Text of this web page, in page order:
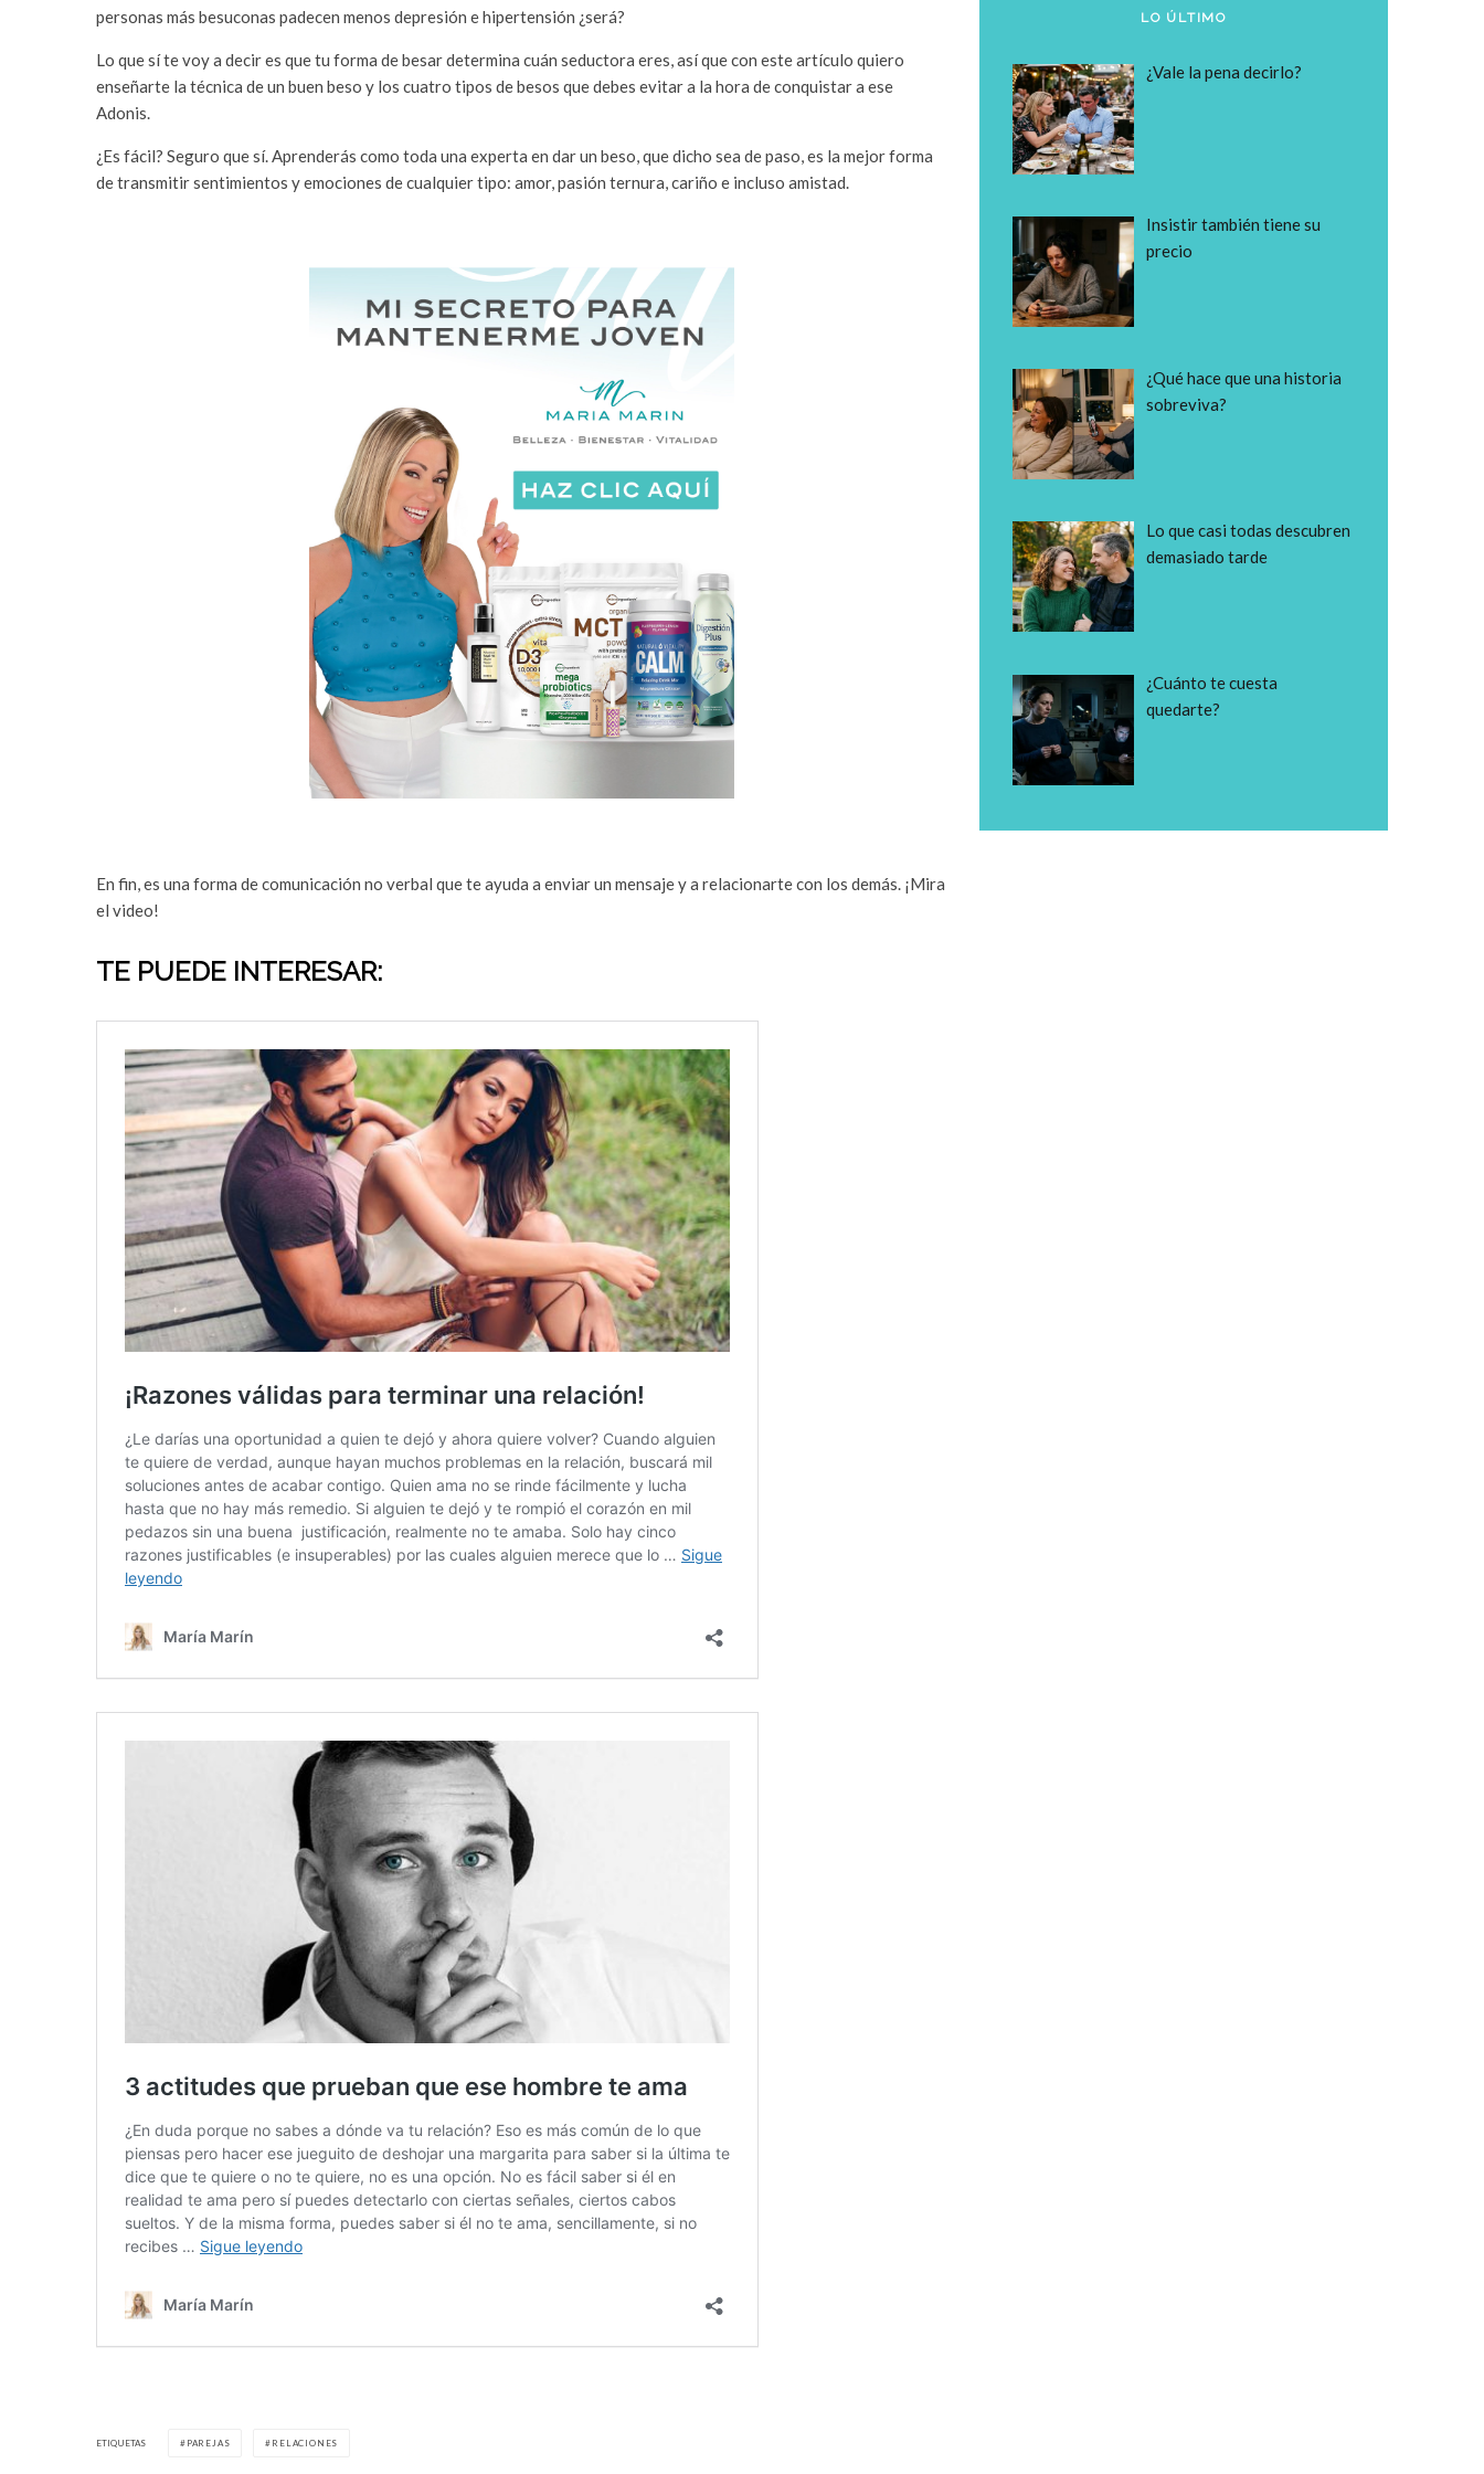
personas más besuconas padecen menos depresión e hipertensión ¿será?
Lo que sí te voy a decir es que tu forma de besar determina cuán seductora eres, así que con este artículo quiero
enseñarte la técnica de un buen beso y los cuatro tipos de besos que debes evitar a la hora de conquistar a ese
Adonis.
¿Es fácil? Seguro que sí. Aprenderás como toda una experta en dar un beso, que dicho sea de paso, es la mejor forma
de transmitir sentimientos y emociones de cualquier tipo: amor, pasión ternura, cariño e incluso amistad.
En fin, es una forma de comunicación no verbal que te ayuda a enviar un mensaje y a relacionarte con los demás. ¡Mira
el video!
TE PUEDE INTERESAR:
ETIQUETAS PAREJAS RELACIONES
LO ÚLTIMO
¿Vale la pena decirlo?
Insistir también tiene su
precio
¿Qué hace que una historia
sobreviva?
Lo que casi todas descubren
demasiado tarde
¿Cuánto te cuesta
quedarte?